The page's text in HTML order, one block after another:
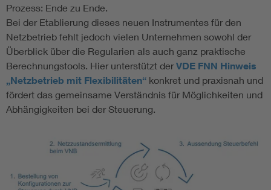
Prozess: Ende zu Ende.
Bei der Etablierung dieses neuen Instrumentes für den
Netzbetrieb fehlt jedoch vielen Unternehmen sowohl der
Überblick über die Regularien als auch ganz praktische
Berechnungstools. Hier unterstützt derVDE FNN Hinweis
„Netzbetrieb mit Flexibilitäten“ konkret und praxisnah und
fördert das gemeinsame Verständnis für Möglichkeiten und
Abhängigkeiten bei der Steuerung.